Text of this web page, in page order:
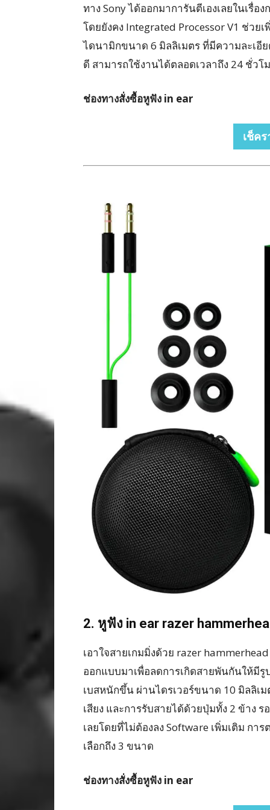
ทาง Sony ได้ออกมาการันตีเองเลยในเรื่
โดยยังคง Integrated Processor V1 ช่วย
ไดนามิกขนาด 6 มิลลิเมตร ที่มีความละเอี
ดี สามารถใช้งานได้ตลอดเวลาถึง 24 ชั่ว
ช่องทางสั่งซื้อหูฟัง in ear
เช็ค
2. หูฟัง in ear razer
เอาใจสายเกมมิ่งด้วย razer
ออกแบบมาเพื่อลดการเกิดสายพันกันให้มี
เบสหนักขึ้น ผ่านไดรเวอร์ขนาด 10 มิลลิเ
เสียง และการรับสายได้ด้วยปุ่มทั้ง 2 ข้าง
เลยโดยที่ไม่ต้องลง Software เพิ่มเติม ก
เลือกถึง 3 ขนาด
ช่องทางสั่งซื้อหูฟัง in ear